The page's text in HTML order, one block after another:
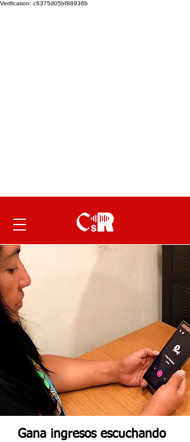
Verification: c6375d05bf88936b
Gana ingresos escuchando